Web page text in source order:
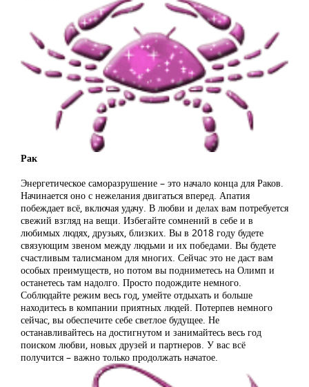
Рак
Энергетическое саморазрушение – это начало конца для Раков.
Начинается оно с нежелания двигаться вперед. Апатия
побеждает всё, включая удачу. В любви и делах вам потребуется
свежий взгляд на вещи. Избегайте сомнений в себе и в
любимых людях, друзьях, близких. Вы в 2018 году будете
связующим звеном между людьми и их победами. Вы будете
счастливым талисманом для многих. Сейчас это не даст вам
особых преимуществ, но потом вы подниметесь на Олимп и
останетесь там надолго. Просто подождите немного.
Соблюдайте режим весь год, умейте отдыхать и больше
находитесь в компании приятных людей. Потерпев немного
сейчас, вы обеспечите себе светлое будущее. Не
останавливайтесь на достигнутом и занимайтесь весь год
поиском любви, новых друзей и партнеров. У вас всё
получится – важно только продолжать начатое.